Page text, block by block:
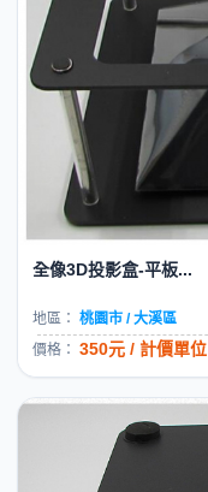
全像3D投影盒-平板...
地區： 桃園市 / 大溪區
價格： 350元 / 計價單位